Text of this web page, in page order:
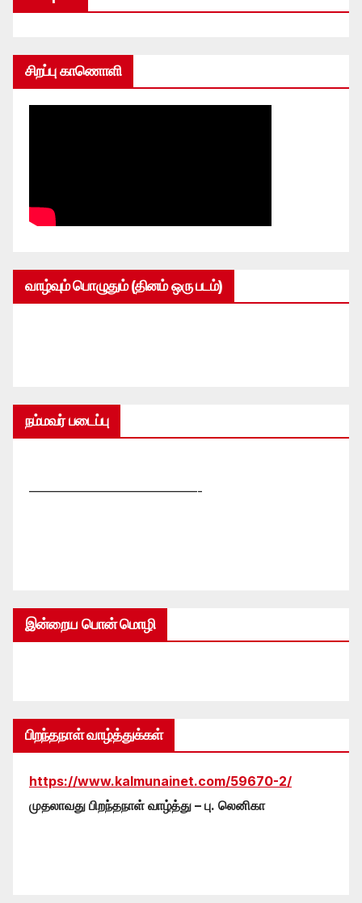
சிறப்பு காணொளி
வாழ்வும் பொழுதும் (தினம் ஒரு படம்)
நம்மவர் படைப்பு
—————————————-
இன்றைய பொன் மொழி
பிறந்தநாள் வாழ்த்துக்கள்
https://www.kalmunainet.com/59670-2/
முதலாவது பிறந்தநாள் வாழ்த்து – பு. லெனிகா